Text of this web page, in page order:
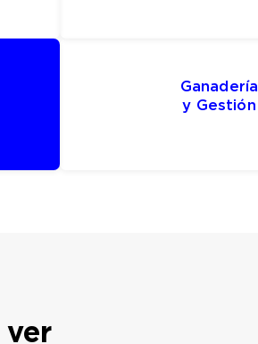
Ganadería
y Gestión